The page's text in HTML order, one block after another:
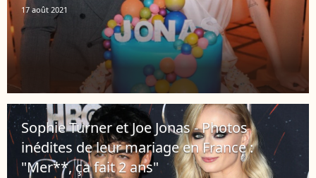
17 août 2021
Sophie Turner et Joe Jonas - Photos
inédites de leur mariage en France :
"Mer**, ça fait 2 ans"